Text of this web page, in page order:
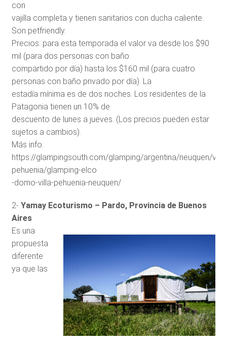
con
vajilla completa y tienen sanitarios con ducha caliente.
Son petfriendly.
Precios: para esta temporada el valor va desde los $90
mil (para dos personas con baño
compartido por día) hasta los $160 mil (para cuatro
personas con baño privado por día). La
estadía mínima es de dos noches. Los residentes de la
Patagonia tienen un 10% de
descuento de lunes a jueves. (Los precios pueden estar
sujetos a cambios).
Más info:
https://glampingsouth.com/glamping/argentina/neuquen/
pehuenia/glamping-elco
-domo-villa-pehuenia-neuquen/
2- Yamay Ecoturismo – Pardo, Provincia de Buenos
Aires
Es una
propuesta
diferente
ya que las